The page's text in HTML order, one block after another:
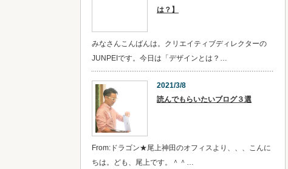
は？】
みなさんこんばんは。クリエイティブディレクターの
JUNPEIです。今日は「デザインとは？…
2021/3/8
読んでもらいたいブログ３選
From:ドラゴン★尾上神田のオフィスより、、、こんに
ちは。ども、尾上です。＾＾…